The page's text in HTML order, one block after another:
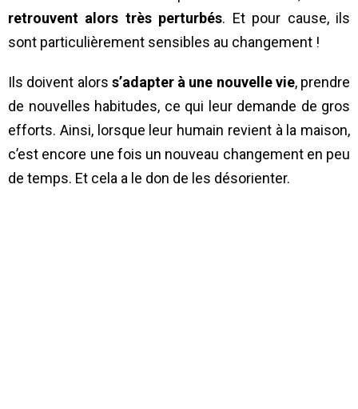
retrouvent alors très perturbés. Et pour cause, ils
sont particulièrement sensibles au changement !
Ils doivent alors s’adapter à une nouvelle vie, prendre
de nouvelles habitudes, ce qui leur demande de gros
efforts. Ainsi, lorsque leur humain revient à la maison,
c’est encore une fois un nouveau changement en peu
de temps. Et cela a le don de les désorienter.